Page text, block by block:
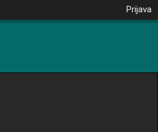
Prijava